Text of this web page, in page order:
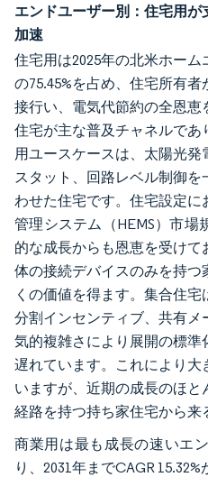
エンドユーザー別：住宅用
加速
住宅用は2025年の北米ホー
の75.45%を占め、住宅所有
接行い、電気代節約の全恩恵
住宅が主な普及チャネルで
用ユースケースは、太陽光
スタット、回路レベル制御
わせた住宅です。住宅設定
管理システム（HEMS）市
的な成長からも恩恵を受け
体の接続デバイスのみを持
くの価値を得ます。集合住
分割インセンティブ、共有
気的複雑さにより展開の標準
遅れています。これにより大
いますが、近期の成長のほ
経路を持つ持ち家住宅から来
商業用は最も成長の速いエ
り、2031年までCAGR